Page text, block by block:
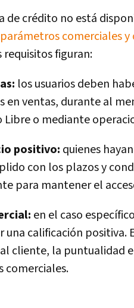
de crédito no está
parámetros comerciales
figuran:
los usuarios deben
en ventas, durante al
Libre o mediante
positivo: quienes
con los plazos y
para mantener el
en el caso
una calificación
cliente, la puntualidad
comerciales.